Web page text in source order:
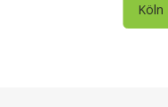
Köln